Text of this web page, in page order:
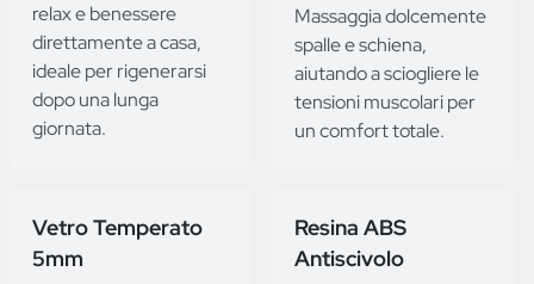
relax e benessere
direttamente a casa,
ideale per rigenerarsi
dopo una lunga
giornata.
Massaggia dolcemente
spalle e schiena,
aiutando a sciogliere le
tensioni muscolari per
un comfort totale.
Vetro Temperato
5mm
Resina ABS
Antiscivolo